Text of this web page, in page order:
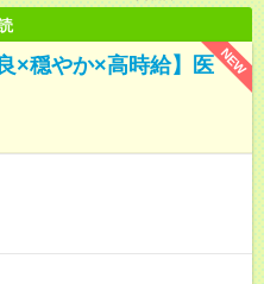
NEW
×穏やか×高時給】医